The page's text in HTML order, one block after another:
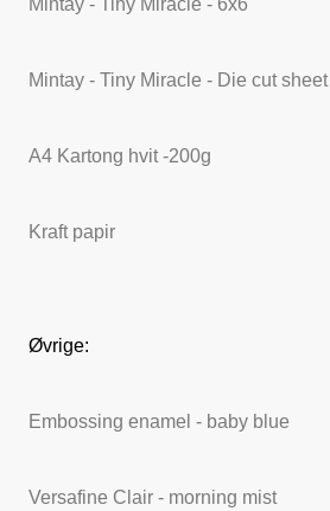
Mintay - Tiny Miracle - Die cut sheet
A4 Kartong hvit -200g
Kraft papir
Øvrige:
Embossing enamel - baby blue
Versafine Clair - morning mist